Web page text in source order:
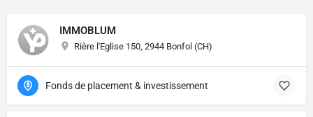
IMMOBLUM
Rière l'Eglise 150, 2944 Bonfol (CH)
Fonds de placement & investissement